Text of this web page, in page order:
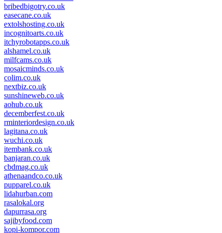
bribedbigotry.co.uk
easecane.co.uk
extolshosting.co.uk
incognitoarts.co.uk
itchyrobotapps.co.uk
alshamel.co.uk
milfcams.co.uk
mosaicminds.co.uk
colim.co.uk
nextbiz.co.uk
sunshineweb.co.uk
aohub.co.uk
decemberfest.co.uk
rminteriordesign.co.uk
lagitana.co.uk
wuchi.co.uk
itembank.co.uk
banjaran.co.uk
cbdmag.co.uk
athenaandco.co.uk
pupparel.co.uk
lidahurban.com
rasalokal.org
dapurrasa.org
sajibyfood.com
kopi-kompor.com